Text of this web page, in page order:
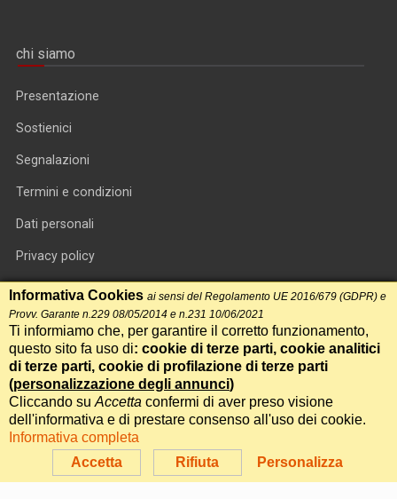
chi siamo
Presentazione
Sostienici
Segnalazioni
Termini e condizioni
Dati personali
Privacy policy
Informativa cookie
RSS feed
RSS Top News
Contatti
International Communication S.r.l. • P.IVA 14478081004 • Testata
giornalistica n.191, reg. Tribunale di Roma del 14/12/2017
Powered byItala
Accetta Rifiuta Personalizza
Informativa Cookies ai sensi del Regolamento UE 2016/679 (GDPR) e
Provv. Garante n.229 08/05/2014 e n.231 10/06/2021
Ti informiamo che, per garantire il corretto funzionamento,
questo sito fa uso di: cookie di terze parti, cookie analitici
di terze parti, cookie di profilazione di terze parti
(personalizzazione degli annunci)
Cliccando su Accetta confermi di aver preso visione
dell'informativa e di prestare consenso all'uso dei cookie.
Informativa completa